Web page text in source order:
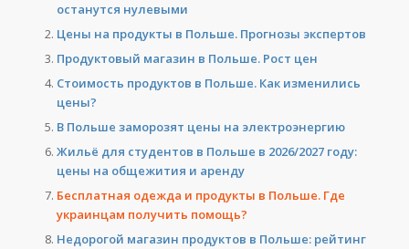
останутся нулевыми
Цены на продукты в Польше. Прогнозы экспертов
Продуктовый магазин в Польше. Рост цен
Стоимость продуктов в Польше. Как изменились
цены?
В Польше заморозят цены на электроэнергию
Жильё для студентов в Польше в 2026/2027 году:
цены на общежития и аренду
Бесплатная одежда и продукты в Польше. Где
украинцам получить помощь?
Недорогой магазин продуктов в Польше: рейтинг